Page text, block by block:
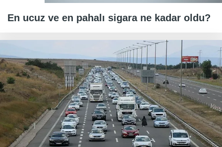
En ucuz ve en pahalı sigara ne kadar oldu?